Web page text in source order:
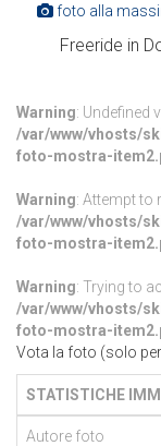
foto alla
Freeride in
Warning: Undefined
/var/www/vhosts/
foto-mostra-
Warning: Attempt to
/var/www/vhosts/
foto-mostra-
Warning: Trying to
/var/www/vhosts/
foto-mostra-
Vota la foto (solo
STATISTICHE
Autore foto